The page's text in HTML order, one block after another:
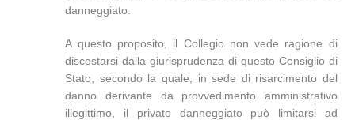
danneggiato.
A questo proposito, il Collegio non vede ragione di
discostarsi dalla giurisprudenza di questo Consiglio di
Stato, secondo la quale, in sede di risarcimento del
danno derivante da provvedimento amministrativo
illegittimo, il privato danneggiato può limitarsi ad